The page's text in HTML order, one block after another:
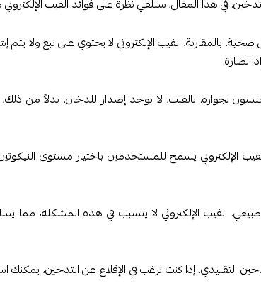
في هذا المقال، سنلقي نظرة على فوائد الفيب الإلكتروني
بالمقارنة، الفيب الإلكتروني لا يحتوي على تبغ ولا
الضارة.
بجواره. بالفيب، لا يوجد إصدار للدخان. بدلاً من
الإلكتروني يسمح للمستخدمين باختيار مستوى
الفيب الإلكتروني لا يتسبب في هذه المشكلة، مما
التقليدي. إذا كنت ترغب في الإقلاع عن التدخين،